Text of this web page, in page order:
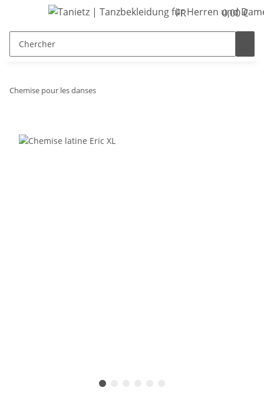
FR 0,00 €
Chemise pour les danses